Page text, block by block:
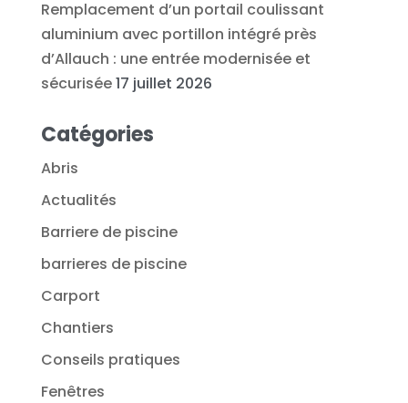
Remplacement d’un portail coulissant
aluminium avec portillon intégré près
d’Allauch : une entrée modernisée et
sécurisée17 juillet 2026
Catégories
Abris
Actualités
Barriere de piscine
barrieres de piscine
Carport
Chantiers
Conseils pratiques
Fenêtres